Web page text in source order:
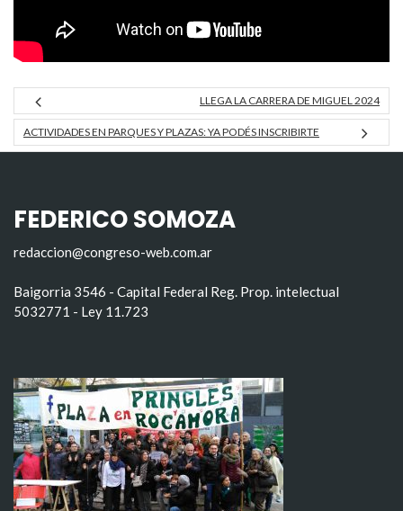
LLEGA LA CARRERA DE MIGUEL 2024
ACTIVIDADES EN PARQUES Y PLAZAS: YA PODÉS INSCRIBIRTE
FEDERICO SOMOZA
redaccion@congreso-web.com.ar
Baigorria 3546 - Capital Federal Reg. Prop. intelectual
5032771 - Ley 11.723